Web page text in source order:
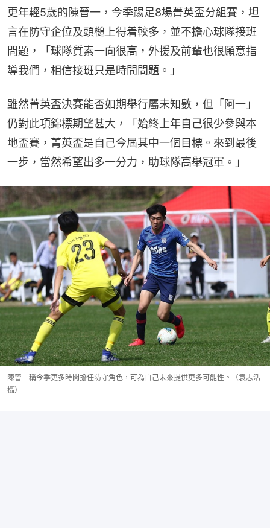
更年輕5歲的陳晉一，今季踢足8場菁英盃分組賽，坦
言在防守企位及頭槌上得着較多，並不擔心球隊接班
問題，「球隊質素一向很高，外援及前輩也很願意指
導我們，相信接班只是時間問題。」
雖然菁英盃決賽能否如期舉行屬未知數，但「阿一」
仍對此項錦標期望甚大，「始終上年自己很少參與本
地盃賽，菁英盃是自己今屆其中一個目標。來到最後
一步，當然希望出多一分力，助球隊高舉冠軍。」
陳晉一稱今季更多時間擔任防守角色，可為自己未來提供更多可能性。（袁志浩
攝）